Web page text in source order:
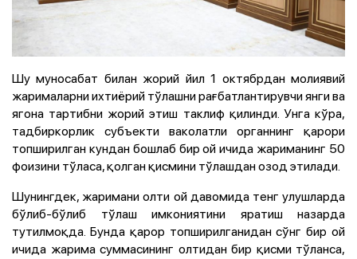
Шу муносабат билан жорий йил 1 октябрдан молиявий
жарималарни ихтиёрий тўлашни рағбатлантирувчи янги ва
ягона тартибни жорий этиш таклиф қилинди. Унга кўра,
тадбиркорлик субъекти ваколатли органнинг қарори
топширилган кундан бошлаб бир ой ичида жариманинг 50
фоизини тўласа, қолган қисмини тўлашдан озод этилади.
Шунингдек, жаримани олти ой давомида тенг улушларда
бўлиб-бўлиб тўлаш имкониятини яратиш назарда
тутилмоқда. Бунда қарор топширилганидан сўнг бир ой
ичида жарима суммасининг олтидан бир қисми тўланса,